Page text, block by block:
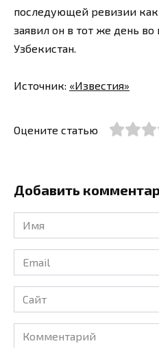
последующей ревизии
заявил он в тот же день во
Узбекистан.
Источник: «Известия»
Оцените статью
Добавить
Имя
*
Email
*
Сайт
Комментарий